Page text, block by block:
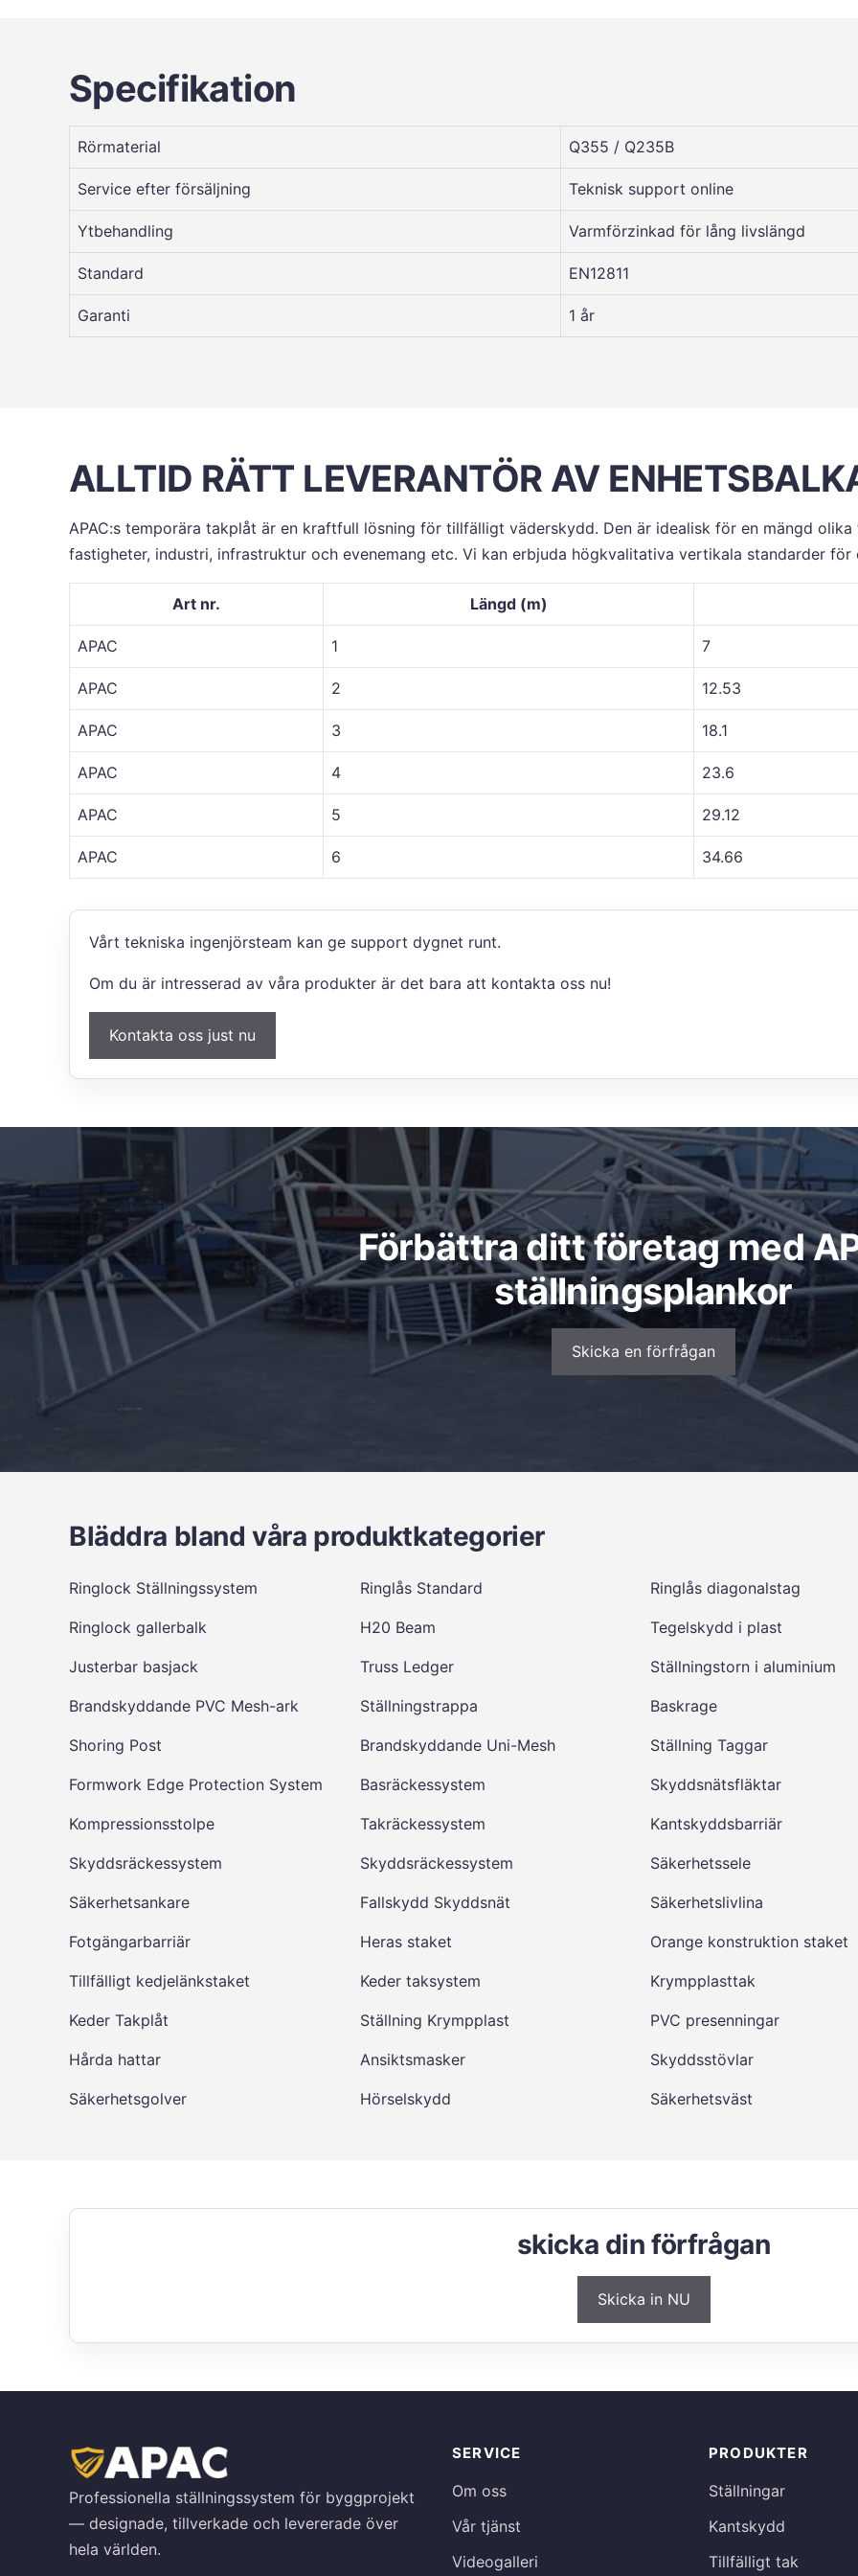
Specifikation
Rörmaterial Q355 / Q235B
Service efter försäljning Teknisk support online
Ytbehandling Varmförzinkad för lång livslängd
Standard EN12811
Garanti 1 år
ALLTID RÄTT LEVERANTÖR AV
APAC:s temporära takplåt är en kraftfull lösning för tillfälligt väderskydd. Den är idealisk för en mängd
fastigheter, industri, infrastruktur och evenemang etc. Vi kan erbjuda högkvalitativa vertikala standarder
Art nr. Längd (m)
APAC 1 7
APAC 2 12.53
APAC 3 18.1
APAC 4 23.6
APAC 5 29.12
APAC 6 34.66
Vårt tekniska ingenjörsteam kan ge support dygnet runt.
Om du är intresserad av våra produkter är det bara att kontakta oss nu!
Kontakta oss just nu
Förbättra ditt företag med
ställningsplankor
Skicka en förfrågan
Bläddra bland våra produktkategorier
Ringlock Ställningssystem Ringlås Standard Ringlås diagonalstag
Ringlock gallerbalk H20 Beam Tegelskydd i plast
Justerbar basjack Truss Ledger Ställningstorn i aluminium
Brandskyddande PVC Mesh-ark Ställningstrappa Baskrage
Shoring Post Brandskyddande Uni-Mesh Ställning Taggar
Formwork Edge Protection System Basräckessystem Skyddsnätsfläktar
Kompressionsstolpe Takräckessystem Kantskyddsbarriär
Skyddsräckessystem Skyddsräckessystem Säkerhetssele
Säkerhetsankare Fallskydd Skyddsnät Säkerhetslivlina
Fotgängarbarriär Heras staket Orange konstruktion staket
Tillfälligt kedjelänkstaket Keder taksystem Krympplasttak
Keder Takplåt Ställning Krympplast PVC presenningar
Hårda hattar Ansiktsmasker Skyddsstövlar
Säkerhetsgolver Hörselskydd Säkerhetsväst
skicka din förfrågan
Skicka in NU
Professionella ställningssystem för byggprojekt
— designade, tillverkade och levererade över
hela världen.
SERVICE
Om oss
Vår tjänst
Videogalleri
PRODUKTER
Ställningar
Kantskydd
Tillfälligt tak